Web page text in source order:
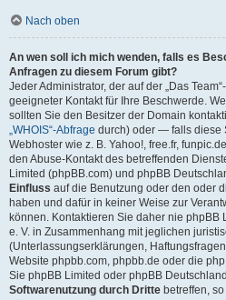
Nach oben
An wen soll ich mich wenden, falls es
Anfragen zu diesem Forum gibt?
Jeder Administrator, der auf der „Das
geeigneter Kontakt für Ihre Beschwerde.
sollten Sie den Besitzer der Domain
„WHOIS“-Abfrage durch) oder — falls diese
Webhoster wie z. B. Yahoo!, free.fr,
den Abuse-Kontakt des betreffenden
Limited (phpBB.com) und phpBB
Einfluss auf die Benutzung oder den oder
haben und dafür in keiner Weise zur
können. Kontaktieren Sie daher nie phpBB
e. V. in Zusammenhang mit jeglichen
(Unterlassungserklärungen,
Website phpbb.com, phpbb.de oder die
Sie phpBB Limited oder phpBB
Softwarenutzung durch Dritte betreffen,